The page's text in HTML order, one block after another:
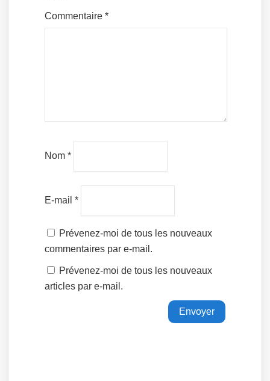
Commentaire*
Nom*
E-mail*
Prévenez-moi de tous les nouveaux
commentaires par e-mail.
Prévenez-moi de tous les nouveaux
articles par e-mail.